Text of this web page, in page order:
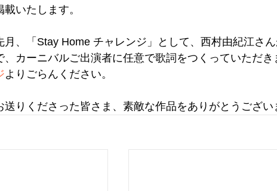
載いたします。
月、「Stay Home チャレンジ」として、西村由紀江さ
、カーニバルご出演者に任意で歌詞をつくっていただき
よりごらんください。
送りくださった皆さま、素敵な作品をありがとうござい